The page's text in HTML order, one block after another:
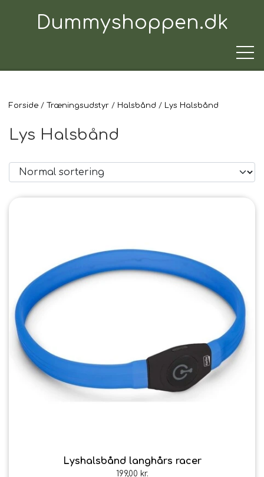
Dummyshoppen.dk
TRÆNINGSUDSTYR
TIL HUNDEN
TIL BILEN
FODER & FODER
PRÆMIER & GAVER
Forside Træningsudstyr Halsbånd Lys Halsbånd
Lys Halsbånd
Lyshalsbånd langhårs racer
199,00 kr.